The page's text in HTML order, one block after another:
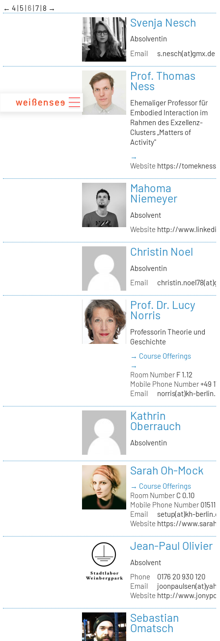
zum
Inhalt
← 4 5 6 7 8 →
Svenja Nesch
Absolventin
Email
s.nesch(at)gmx.de
Prof. Thomas
Ness
Ehemaliger Professor für
Embodied Interaction im
Rahmen des Exzellenz-
Clusters „Matters of
Activity"
→
Website https://
Mahoma
Niemeyer
Absolvent
Website http://
Christin Noel
Absolventin
Email
Prof. Dr. Lucy
Norris
Professorin Theorie und
Geschichte
→ Course Offerings
→
Room NumberF 1.12
Mobile Phone Number+49
Email
norris(at)kh-
Kathrin
Oberrauch
Absolventin
Sarah Oh-Mock
→ Course Offerings
Room NumberC 0.10
Mobile Phone Number01511
Email
setup(at)kh-
Website https://
Jean-Paul Olivier
Absolvent
Phone
0176 20 930 120
Email
Website http://
Sebastian
Omatsch